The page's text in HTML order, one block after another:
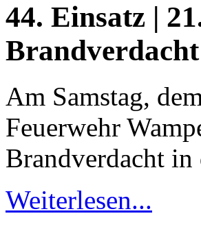
44. Einsatz |
Brandverdacht
Am Samstag,
Feuerwehr
Brandverdacht in
Weiterlesen...